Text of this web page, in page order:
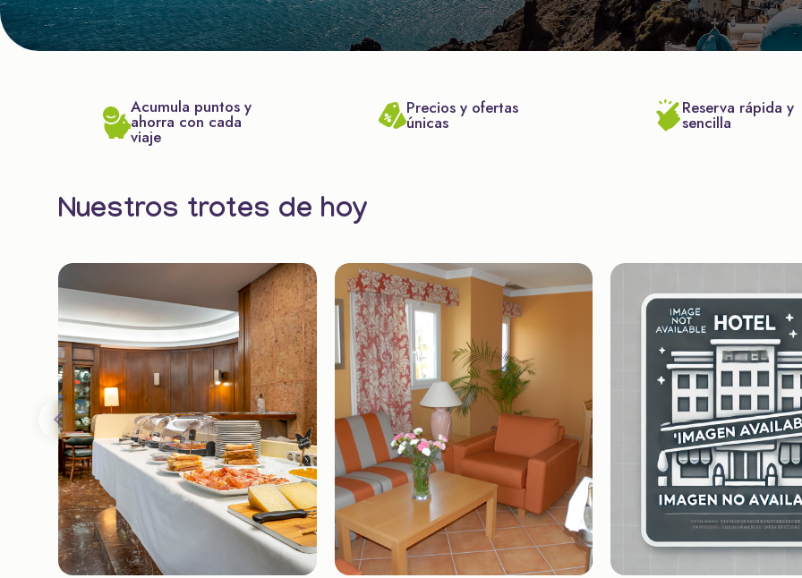
Acumula puntos y
ahorra con cada
viaje
Precios y ofertas
únicas
Reserva rápida y
sencilla
Nuestros trotes de hoy